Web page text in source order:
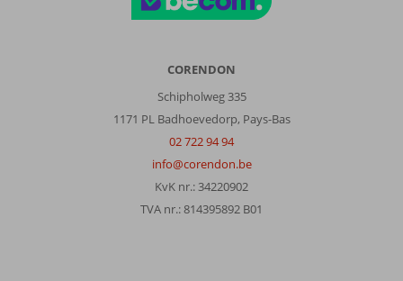
CORENDON
Schipholweg 335
1171 PL Badhoevedorp, Pays-Bas
02 722 94 94
info@corendon.be
KvK nr.: 34220902
TVA nr.: 814395892 B01